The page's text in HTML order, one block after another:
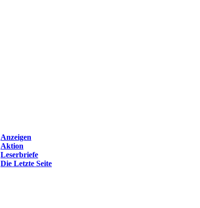
Anzeigen
Aktion
Leserbriefe
Die Letzte Seite